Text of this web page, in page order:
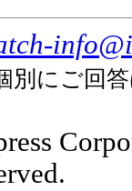
別にご回